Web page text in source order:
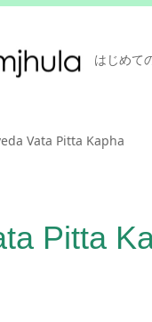
はじめて
Vata Pitta Kapha
Pitta